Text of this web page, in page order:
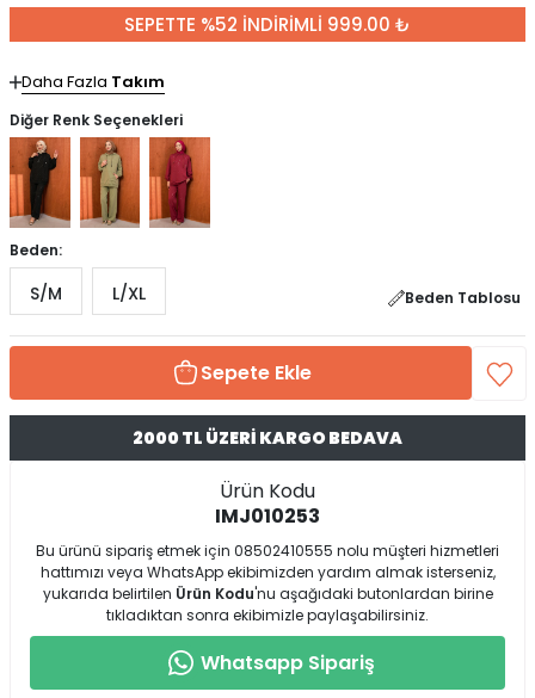
SEPETTE %52 İNDİRİMLİ 999.00 ₺
Daha Fazla Takım
Diğer Renk Seçenekleri
Beden:
S/M L/XL Beden Tablosu
Sepete Ekle
2000 TL ÜZERİ KARGO BEDAVA
Ürün Kodu
IMJ010253
Bu ürünü sipariş etmek için 08502410555 nolu müşteri hizmetleri
hattımızı veya WhatsApp ekibimizden yardım almak isterseniz,
yukarıda belirtilen Ürün Kodu'nu aşağıdaki butonlardan birine
tıkladıktan sonra ekibimizle paylaşabilirsiniz.
Whatsapp Sipariş